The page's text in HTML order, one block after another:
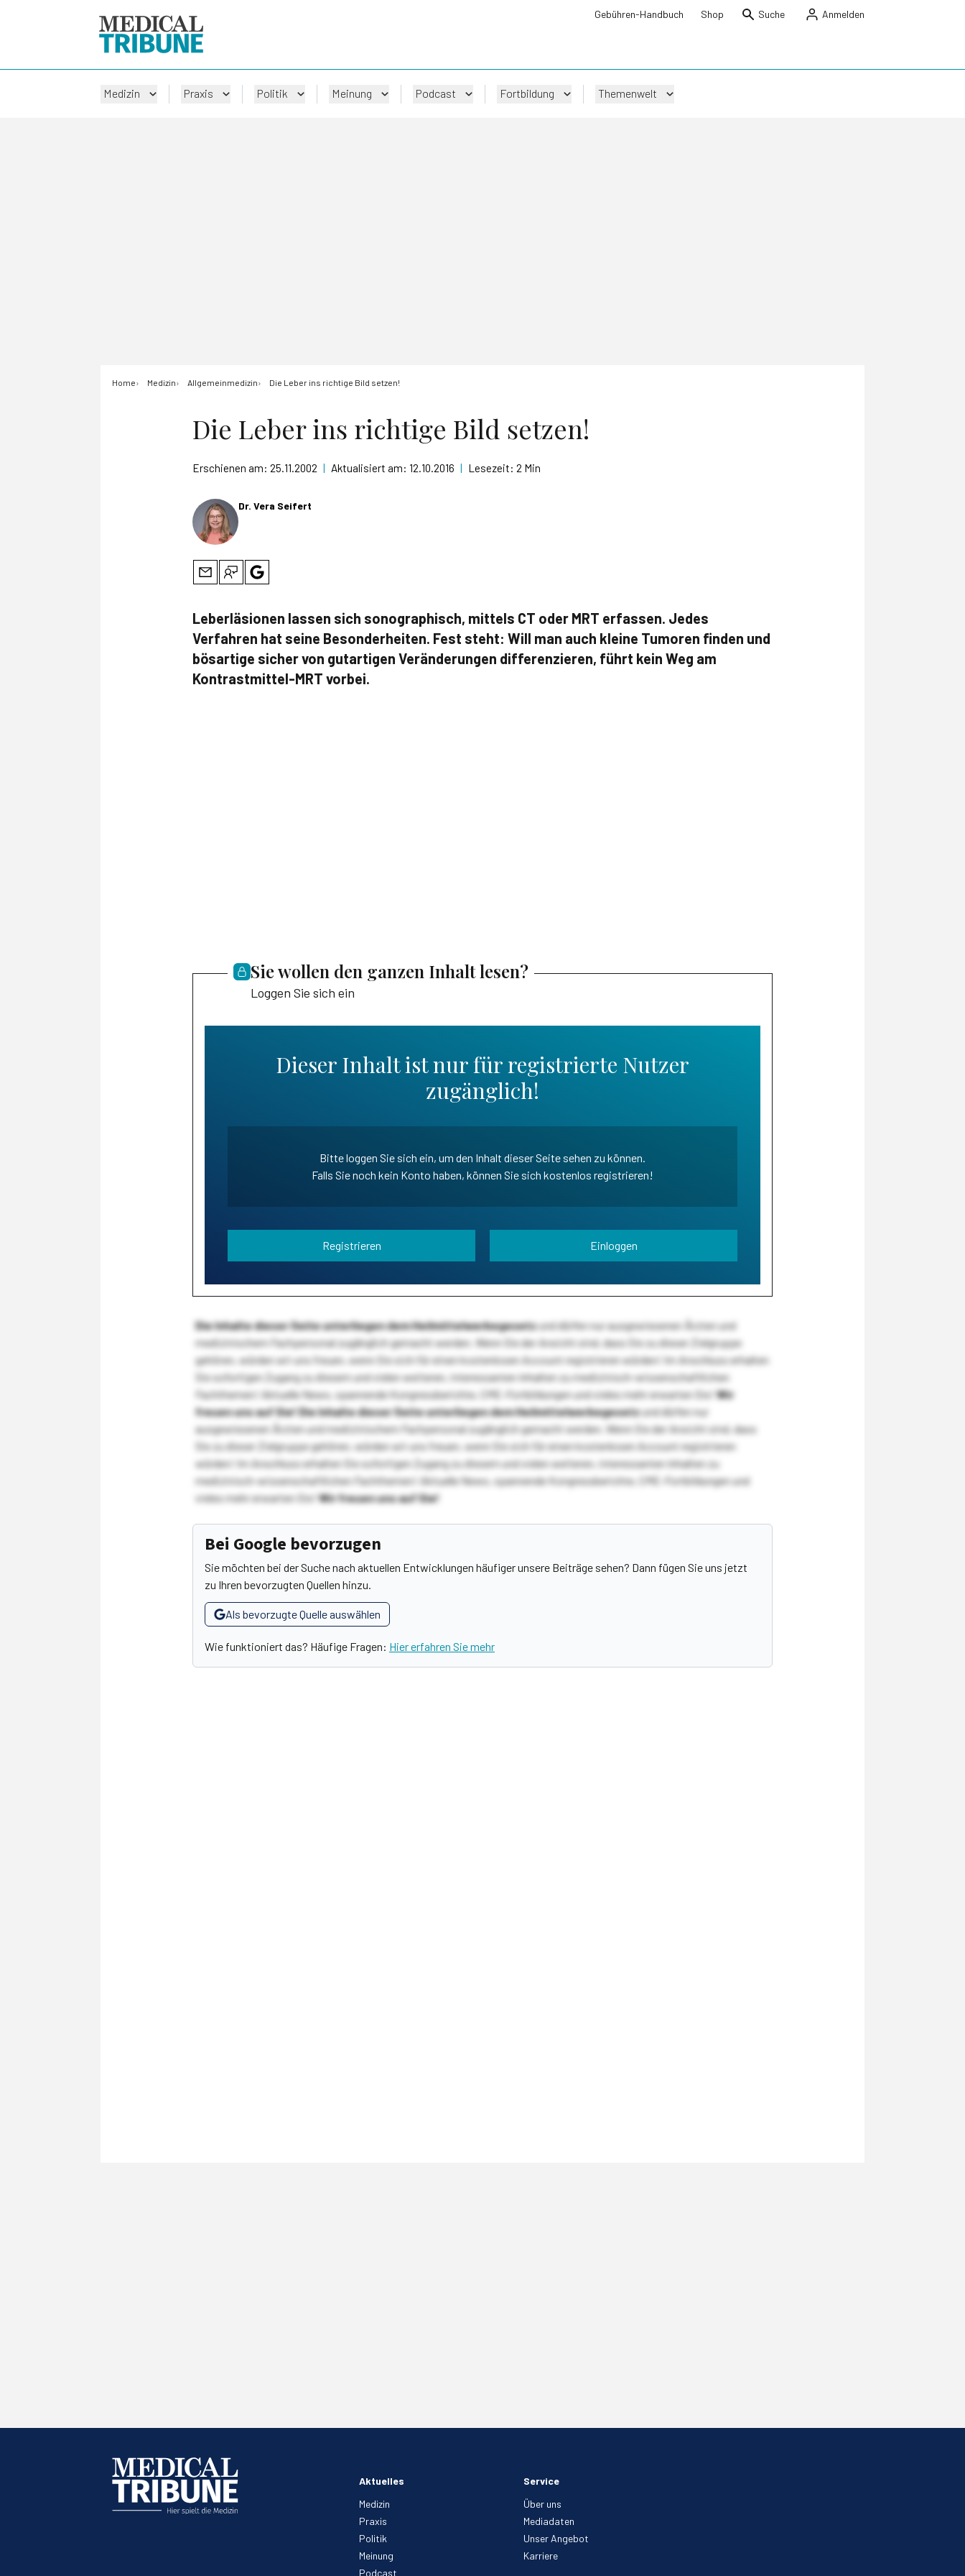
Gebühren-Handbuch Shop Suche Anmelden
Medizin Praxis Politik Meinung Podcast Fortbildung Themenwelt
Home Medizin Allgemeinmedizin Die Leber ins richtige Bild setzen!
Die Leber ins richtige Bild setzen!
Erschienen am: 25.11.2002 | Aktualisiert am: 12.10.2016 | Lesezeit: 2 Min
Dr. Vera Seifert
Leberläsionen lassen sich sonographisch, mittels CT oder MRT erfassen. Jedes
Verfahren hat seine Besonderheiten. Fest steht: Will man auch kleine Tumoren finden und
bösartige sicher von gutartigen Veränderungen differenzieren, führt kein Weg am
Kontrastmittel-MRT vorbei.
Sie wollen den ganzen Inhalt lesen?
Loggen Sie sich ein
Dieser Inhalt ist nur für registrierte Nutzer
zugänglich!
Bitte loggen Sie sich ein, um den Inhalt dieser Seite sehen zu können.
Falls Sie noch kein Konto haben, können Sie sich kostenlos registrieren!
Registrieren Einloggen
Die Inhalte dieser Seite unterliegen dem Heilmittelwerbegesetzund dürfen nur ausgewiesenen Ärzten und
medizinischem Fachpersonal zugänglich gemacht werden. Wenn Sie der Ansicht sind, dass Sie zu dieser Zielgruppe
gehören, würden wir uns freuen, wenn Sie sich für einen kostenlosen Account registrieren würden! Im Anschluss erhalten
Sie sofortigen Zugang zu diesem und vielen weiteren, interessanten Inhalten zu medizinisch-wissenschaftlichen
Fachthemen! Aktuelle News, spannende Kongressberichte, CME-Fortbildungen und vieles mehr erwarten Sie!Wir
freuen uns auf Sie!Die Inhalte dieser Seite unterliegen dem Heilmittelwerbegesetzund dürfen nur
ausgewiesenen Ärzten und medizinischem Fachpersonal zugänglich gemacht werden. Wenn Sie der Ansicht sind, dass
Sie zu dieser Zielgruppe gehören, würden wir uns freuen, wenn Sie sich für einen kostenlosen Account registrieren
würden! Im Anschluss erhalten Sie sofortigen Zugang zu diesem und vielen weiteren, interessanten Inhalten zu
medizinisch-wissenschaftlichen Fachthemen! Aktuelle News, spannende Kongressberichte, CME-Fortbildungen und
vieles mehr erwarten Sie!Wir freuen uns auf Sie!
Bei Google bevorzugen
Sie möchten bei der Suche nach aktuellen Entwicklungen häufiger unsere Beiträge sehen? Dann fügen Sie uns jetzt
zu Ihren bevorzugten Quellen hinzu.
Als bevorzugte Quelle auswählen
Wie funktioniert das? Häufige Fragen: Hier erfahren Sie mehr
Aktuelles
Medizin
Praxis
Politik
Meinung
Podcast
Service
Über uns
Mediadaten
Unser Angebot
Karriere